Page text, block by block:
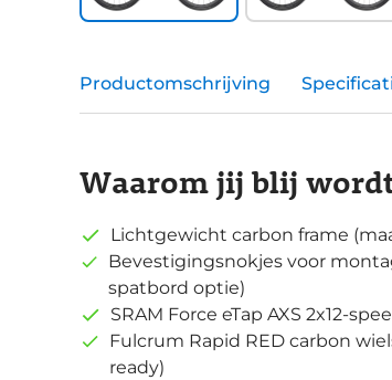
Productomschrijving
Waarom jij blij
Lichtgewicht carbon frame
Bevestigingsnokjes voor
spatbord optie)
SRAM Force eTap AXS 2x12-
Fulcrum Rapid RED carbon
ready)